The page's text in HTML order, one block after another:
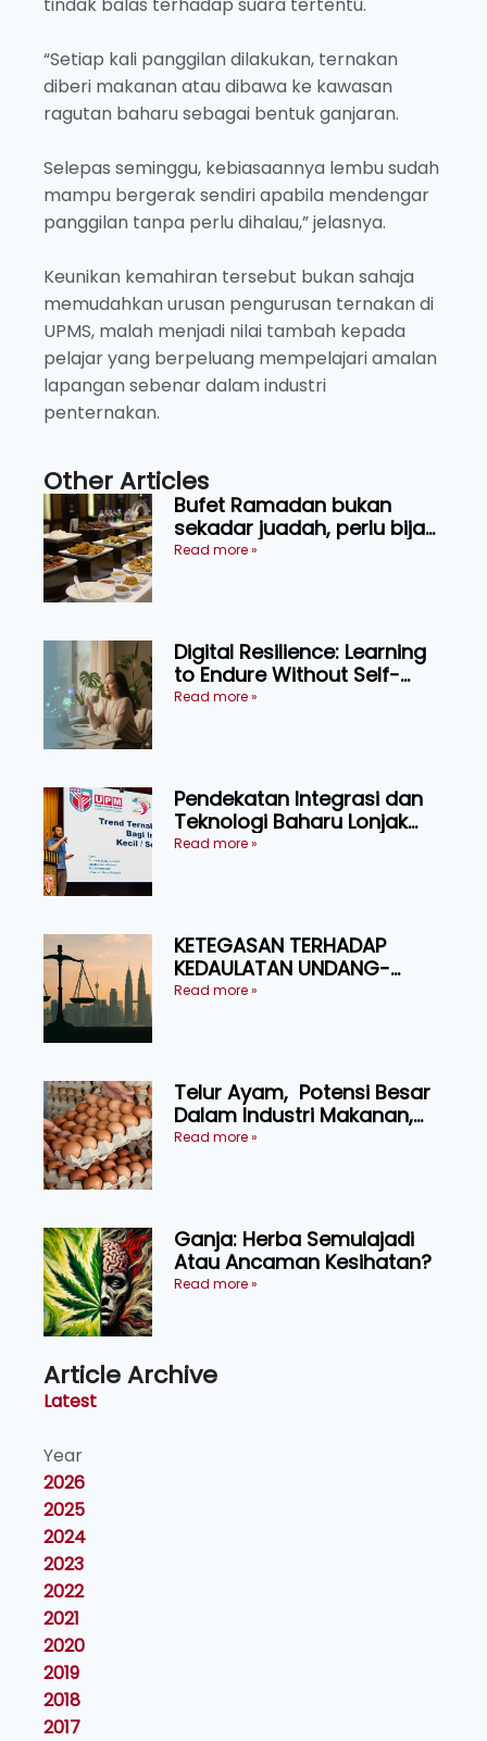
“Setiap kali panggilan dilakukan, ternakan
diberi makanan atau dibawa ke kawasan
ragutan baharu sebagai bentuk ganjaran.
Selepas seminggu, kebiasaannya lembu sudah
mampu bergerak sendiri apabila mendengar
panggilan tanpa perlu dihalau,” jelasnya.
Keunikan kemahiran tersebut bukan sahaja
memudahkan urusan pengurusan ternakan di
UPMS, malah menjadi nilai tambah kepada
pelajar yang berpeluang mempelajari amalan
lapangan sebenar dalam industri
penternakan.
Other Articles
Bufet Ramadan bukan
sekadar juadah, perlu bijak
memilih dan selamat
Read more »
Digital Resilience: Learning
to Endure Without Self-
Pressure
Read more »
Pendekatan Integrasi dan
Teknologi Baharu Lonjak
Produktiviti Ternakan
Read more »
KETEGASAN TERHADAP
KEDAULATAN UNDANG-
UNDANG ASAS KEPADA
Read more »
Telur Ayam, Potensi Besar
Dalam Industri Makanan,
Kosmetik dan Penyelidikan
Read more »
Ganja: Herba Semulajadi
Atau Ancaman Kesihatan?
Read more »
Article Archive
Latest
Year
2026
2025
2024
2023
2022
2021
2020
2019
2018
2017